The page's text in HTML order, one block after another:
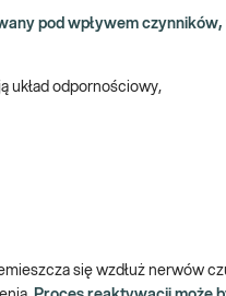
pod wpływem czynników,
układ odpornościowy,
się wzdłuż nerwów